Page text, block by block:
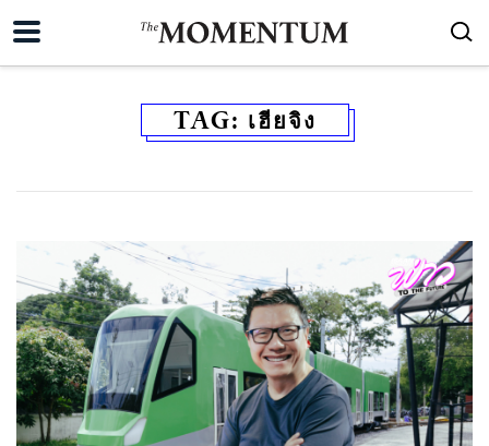
TAG: เฮียจิง